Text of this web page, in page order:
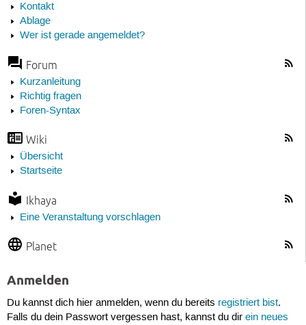
Kontakt
Ablage
Wer ist gerade angemeldet?
Forum
Kurzanleitung
Richtig fragen
Foren-Syntax
Wiki
Übersicht
Startseite
Ikhaya
Eine Veranstaltung vorschlagen
Planet
Anmelden
Du kannst dich hier anmelden, wenn du bereits registriert bist.
Falls du dein Passwort vergessen hast, kannst du dir ein neues